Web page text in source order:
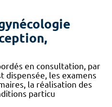
en consultation, par
dispensée, les examens
la réalisation des
particu